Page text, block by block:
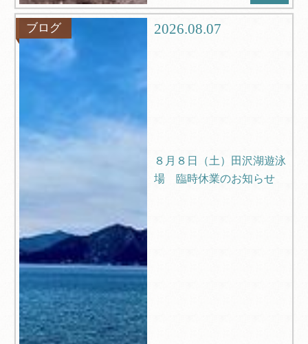
ブログ 2026.08.07
８月８日（土）田沢湖遊泳
場 臨時休業のお知らせ